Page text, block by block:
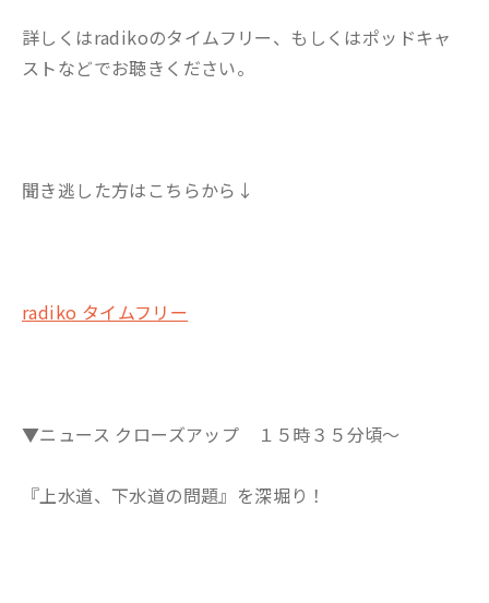
詳しくはradikoのタイムフリー、もしくはポッドキャ
ストなどでお聴きください。
聞き逃した方はこちらから↓
radiko タイムフリー
▼ニュース クローズアップ １５時３５分頃～
『上水道、下水道の問題』を深堀り！